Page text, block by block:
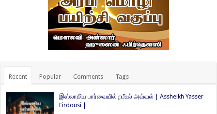
Recent Popular Comments Tags
இஸ்லாமிய பார்வையில் றபீஉல் அவ்வல் | Assheikh Yasser
Firdousi |